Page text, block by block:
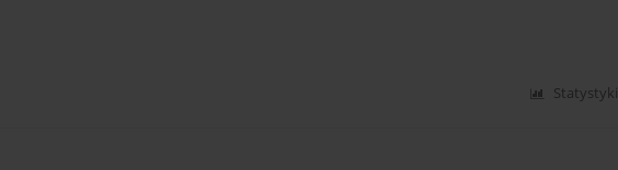
Statystyki